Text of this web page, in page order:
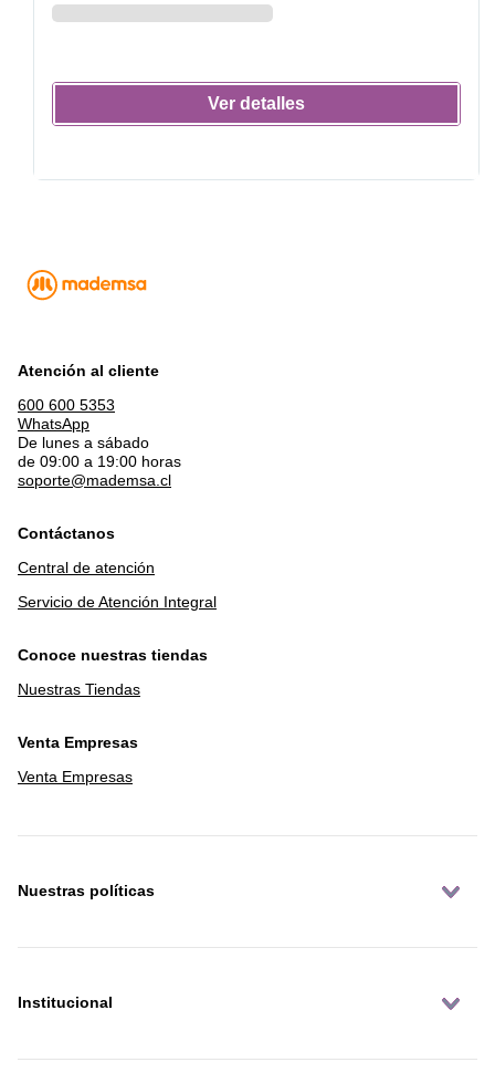
Ver detalles
Atención al cliente
600 600 5353
WhatsApp
De lunes a sábado
de 09:00 a 19:00 horas
soporte@mademsa.cl
Contáctanos
Central de atención
Servicio de Atención Integral
Conoce nuestras tiendas
Nuestras Tiendas
Venta Empresas
Venta Empresas
Nuestras políticas
Institucional